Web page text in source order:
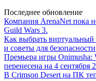
Последнее обновление
Компания ArenaNet пока
Guild Wars 3.
Как выбрать
и советы для безопасности
Премьера игры Onimusha:
перенесена на 4 сентября
В Crimson Desert на ПК